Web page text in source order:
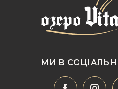
МИ В